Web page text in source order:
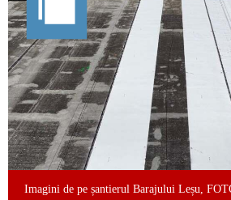
Imagini de pe șantierul Barajului Leșu,